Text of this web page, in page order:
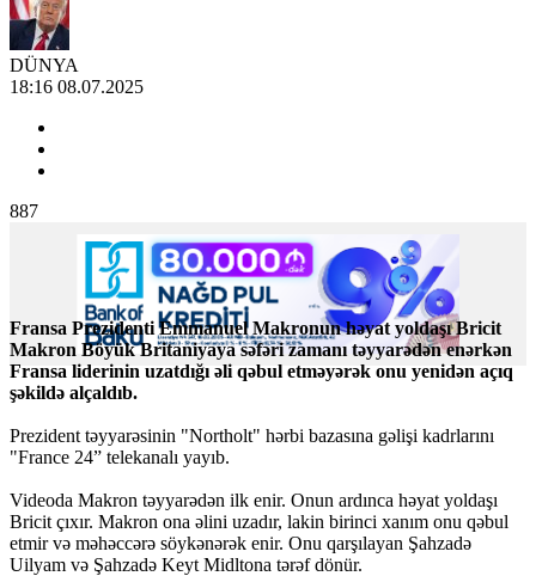
DÜNYA
18:16 08.07.2025
887
Fransa Prezidenti Emmanuel Makronun həyat yoldaşı Bricit
Makron Böyük Britaniyaya səfəri zamanı təyyarədən enərkən
Fransa liderinin uzatdığı əli qəbul etməyərək onu yenidən açıq
şəkildə alçaldıb.
Prezident təyyarəsinin "Northolt" hərbi bazasına gəlişi kadrlarını
"France 24” telekanalı yayıb.
Videoda Makron təyyarədən ilk enir. Onun ardınca həyat yoldaşı
Bricit çıxır. Makron ona əlini uzadır, lakin birinci xanım onu qəbul
etmir və məhəccərə söykənərək enir. Onu qarşılayan Şahzadə
Uilyam və Şahzadə Keyt Midltona tərəf dönür.